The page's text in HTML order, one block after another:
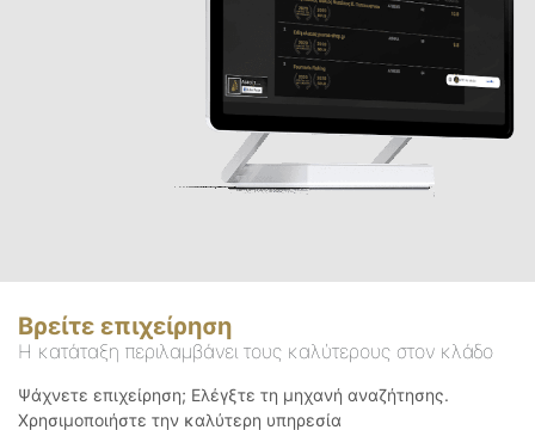
Βρείτε επιχείρηση
Η κατάταξη περιλαμβάνει τους καλύτερους στον κλάδο
Ψάχνετε επιχείρηση; Ελέγξτε τη μηχανή αναζήτησης.
Χρησιμοποιήστε την καλύτερη υπηρεσία